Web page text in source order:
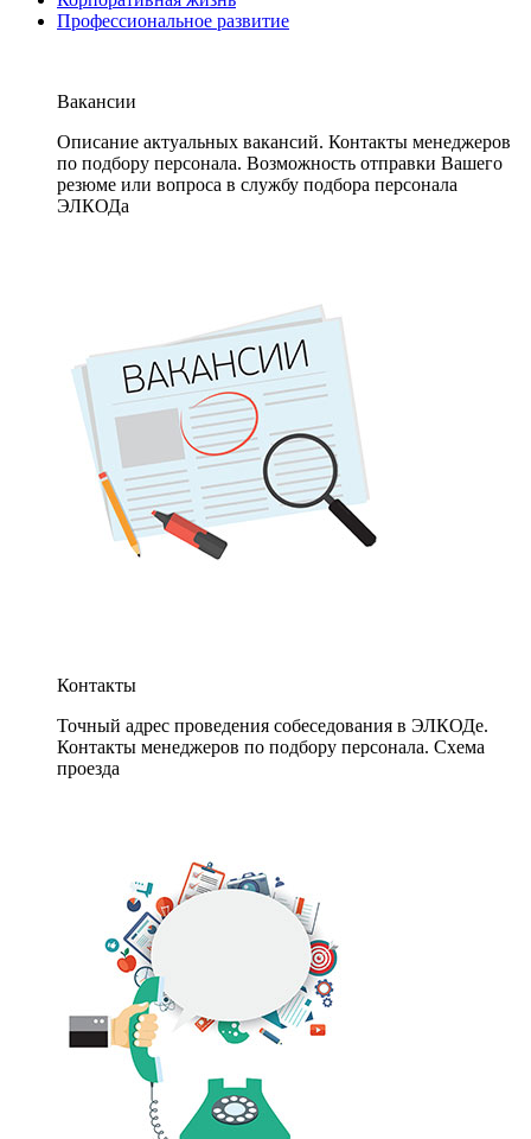
Профессиональное развитие
Вакансии
Описание актуальных вакансий. Контакты менеджеров
по подбору персонала. Возможность отправки Вашего
резюме или вопроса в службу подбора персонала
ЭЛКОДа
Контакты
Точный адрес проведения собеседования в ЭЛКОДе.
Контакты менеджеров по подбору персонала. Схема
проезда